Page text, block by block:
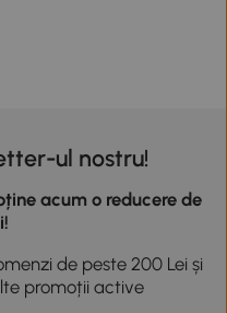
ul nostru!
acum o reducere de
de peste 200 Lei și
promoții active